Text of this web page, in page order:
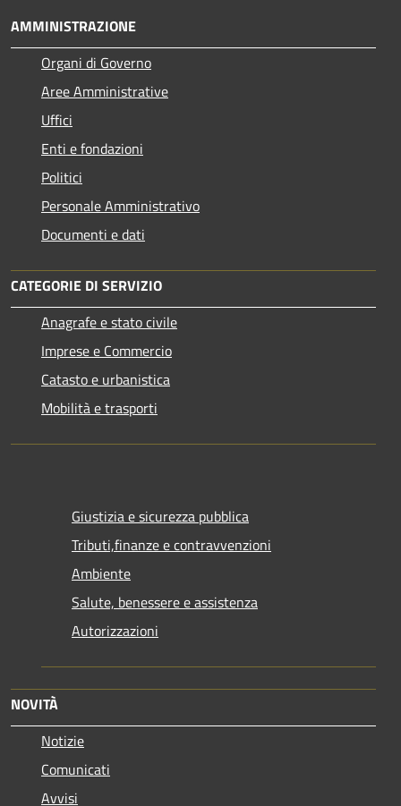
AMMINISTRAZIONE
Organi di Governo
Aree Amministrative
Uffici
Enti e fondazioni
Politici
Personale Amministrativo
Documenti e dati
CATEGORIE DI SERVIZIO
Anagrafe e stato civile
Imprese e Commercio
Catasto e urbanistica
Mobilità e trasporti
Giustizia e sicurezza pubblica
Tributi,finanze e contravvenzioni
Ambiente
Salute, benessere e assistenza
Autorizzazioni
NOVITÀ
Notizie
Comunicati
Avvisi